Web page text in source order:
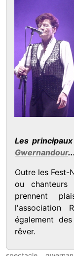
Les
Gwernandour...
Outre les Fest-
ou chanteurs
prennent
l'association
également
rêver.